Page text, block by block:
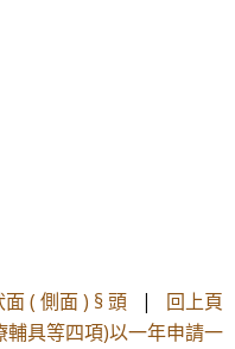
( 側面 ) § 頭 | 回上頁
具等四項)以一年申請一